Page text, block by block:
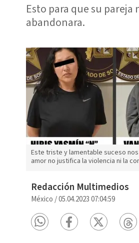
Esto para que su pareja
abandonara.
Este triste y lamentable suceso
amor no justifica la violencia ni la
Redacción Multimedios
México /05.04.2023 07:04:59